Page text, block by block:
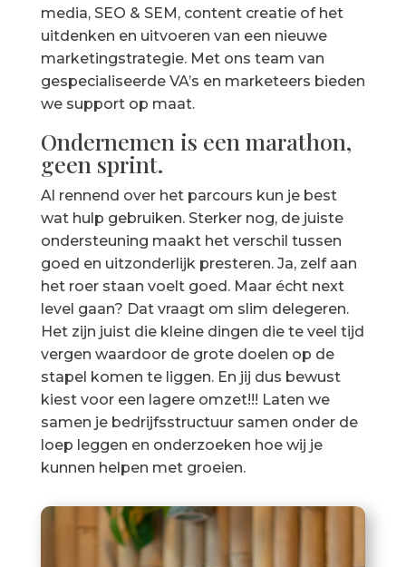
media, SEO & SEM, content creatie of het
uitdenken en uitvoeren van een nieuwe
marketingstrategie. Met ons team van
gespecialiseerde VA’s en marketeers bieden
we support op maat.
Ondernemen is een marathon,
geen sprint.
Al rennend over het parcours kun je best
wat hulp gebruiken. Sterker nog, de juiste
ondersteuning maakt het verschil tussen
goed en uitzonderlijk presteren. Ja, zelf aan
het roer staan voelt goed. Maar écht next
level gaan? Dat vraagt om slim delegeren.
Het zijn juist die kleine dingen die te veel tijd
vergen waardoor de grote doelen op de
stapel komen te liggen. En jij dus bewust
kiest voor een lagere omzet!!! Laten we
samen je bedrijfsstructuur samen onder de
loep leggen en onderzoeken hoe wij je
kunnen helpen met groeien.